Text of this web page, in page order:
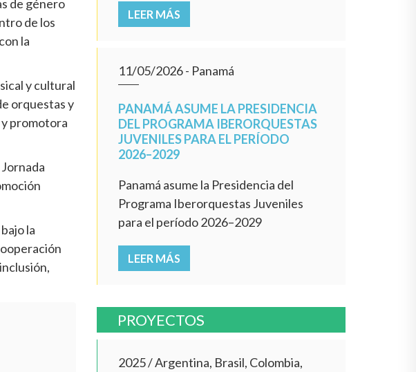
de género
de los
la
y cultural
orquestas y
promotora
la
LEER MÁS
11/05/2026- Panamá
PANAMÁ ASUME LA PRESIDENCIA
DEL PROGRAMA IBERORQUESTAS
JUVENILES PARA EL PERÍODO
2026–2029
Panamá asume la Presidencia del
Programa Iberorquestas Juveniles
para el período 2026–2029
LEER MÁS
PROYECTOS
2025/Argentina, Brasil, Colombia,